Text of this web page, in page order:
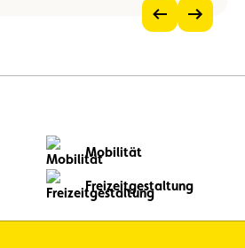
im
Vorheriges
Mobilität
Freizeitgestaltung